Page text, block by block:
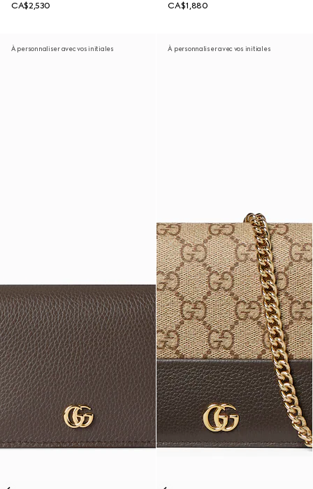
CA$2,530
CA$1,880
À personnaliser avec vos initiales À personnaliser avec vos initiales